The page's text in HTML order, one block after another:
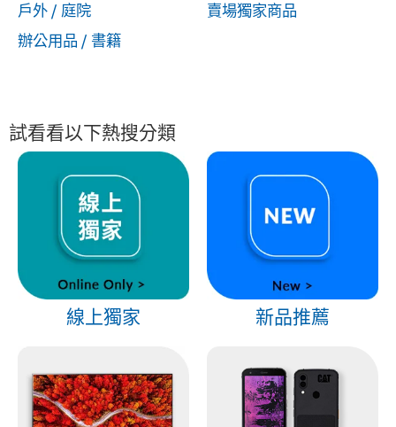
戶外 / 庭院
辦公用品 / 書籍
賣場獨家商品
試看看以下熱搜分類
線上獨家 新品推薦